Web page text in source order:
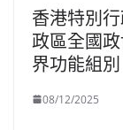
香港特別
政區全國
界功能組
08/12/2025